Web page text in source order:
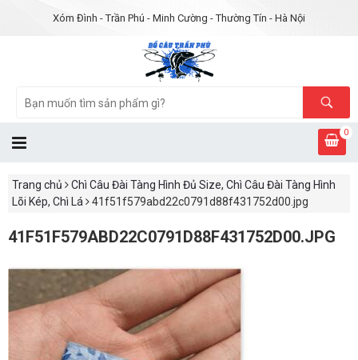
Xóm Đình - Trần Phú - Minh Cường - Thường Tín - Hà Nội
0
Trang chủ
Chì Câu Đài Tàng Hình Đủ Size, Chì Câu Đài Tàng Hình
Lõi Kép, Chì Lá
41f51f579abd22c0791d88f431752d00.jpg
41F51F579ABD22C0791D88F431752D00.JPG